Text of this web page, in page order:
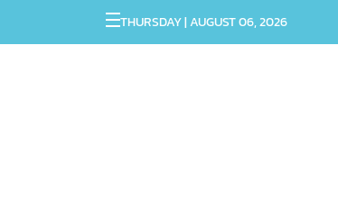
THURSDAY | AUGUST 06, 2026